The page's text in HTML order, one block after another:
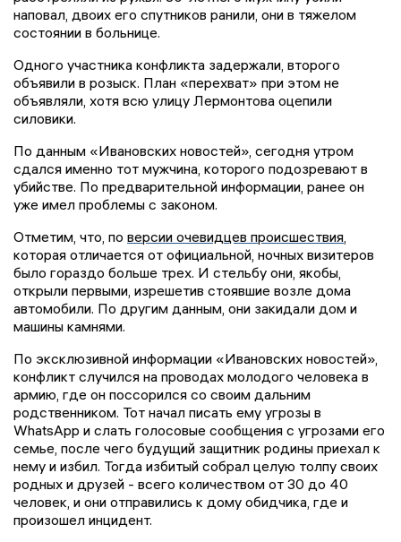
наповал, двоих его спутников ранили, они в тяжелом
состоянии в больнице.
Одного участника конфликта задержали, второго
объявили в розыск. План «перехват» при этом не
объявляли, хотя всю улицу Лермонтова оцепили
силовики.
По данным «Ивановских новостей», сегодня утром
сдался именно тот мужчина, которого подозревают в
убийстве. По предварительной информации, ранее он
уже имел проблемы с законом.
Отметим, что, по версии очевидцев происшествия,
которая отличается от официальной, ночных визитеров
было гораздо больше трех. И стельбу они, якобы,
открыли первыми, изрешетив стоявшие возле дома
автомобили. По другим данным, они закидали дом и
машины камнями.
По эксклюзивной информации «Ивановских новостей»,
конфликт случился на проводах молодого человека в
армию, где он поссорился со своим дальним
родственником. Тот начал писать ему угрозы в
WhatsApp и слать голосовые сообщения с угрозами его
семье, после чего будущий защитник родины приехал к
нему и избил. Тогда избитый собрал целую толпу своих
родных и друзей - всего количеством от 30 до 40
человек, и они отправились к дому обидчика, где и
произошел инцидент.